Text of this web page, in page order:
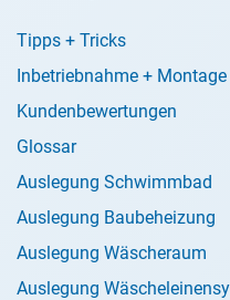
Tipps + Tricks
Inbetriebnahme + Montage
Kundenbewertungen
Glossar
Auslegung Schwimmbad
Auslegung Baubeheizung
Auslegung Wäscheraum
Auslegung